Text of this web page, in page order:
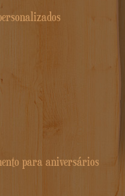
para aniversários